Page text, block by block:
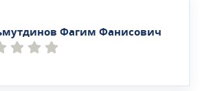
Фагим Фанисович